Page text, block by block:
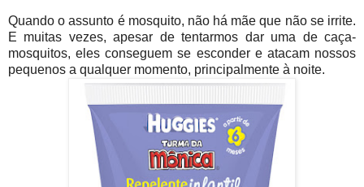
Quando o assunto é mosquito, não há mãe que não se irrite.
E muitas vezes, apesar de tentarmos dar uma de caça-
mosquitos, eles conseguem se esconder e atacam nossos
pequenos a qualquer momento, principalmente à noite.